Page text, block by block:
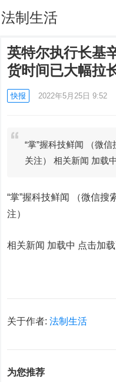
法制生活
英特尔执行长基
货时间已大幅拉
快报 2022年5月25日 9:52
“掌”握科技鲜闻 （微
关注） 相关新闻 加载
“掌”握科技鲜闻 （微信
注）
相关新闻 加载中 点击加
关于作者:法制生活
为您推荐